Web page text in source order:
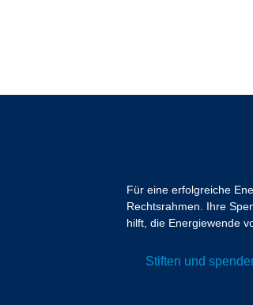
Für eine erfolgreiche
Rechtsrahmen. Ihre
hilft, die Energiewende
Stiften und